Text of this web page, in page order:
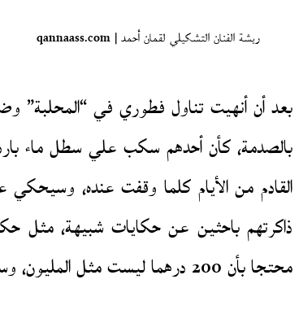
ريشة الفنان التشكيلي لقمان أحمد | qannaass.com
بالصدمة، كأن أحدهم سكب علي سطل ماء
القادم من الأيام كلما وقفت عنده،
ذاكرتهم باحثين عن حكايات شبيهة، مثل
محتجا بأن 200 درهما ليست مثل المليون، وسيجيبونه بأن من يرجع القليل سيرجع لا محالة الكثير. ومن يسرق درهما يمكن أن يسرق ألف درهم أيضا.